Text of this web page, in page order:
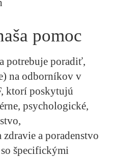
pomoc
potrebuje poradiť,
na odborníkov v
ktorí poskytujú
psychologické,
zdravie a poradenstvo
špecifickými